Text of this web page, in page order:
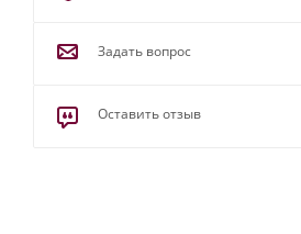
Задать вопрос
Оставить отзыв